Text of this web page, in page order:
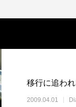
移行に追わ
2009.04.01